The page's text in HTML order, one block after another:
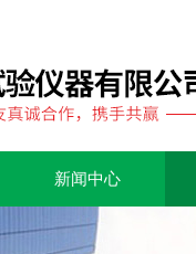
新闻中心